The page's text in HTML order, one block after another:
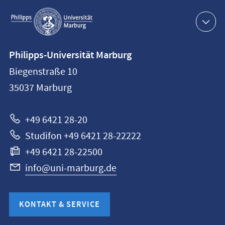
Service-
Navigation
Philipps-
Universität
Marburg
Philipps-Universität Marburg
Biegenstraße 10
35037 Marburg
+49 6421 28-20
Studifon +49 6421 28-22222
+49 6421 28-22500
info@uni-marburg.de
KONTAKT & SERVICE